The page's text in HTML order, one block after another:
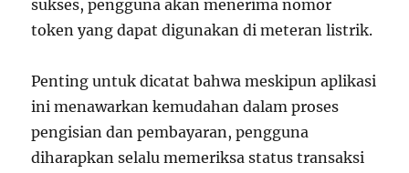
sukses, pengguna akan menerima nomor
token yang dapat digunakan di meteran listrik.
Penting untuk dicatat bahwa meskipun aplikasi
ini menawarkan kemudahan dalam proses
pengisian dan pembayaran, pengguna
diharapkan selalu memeriksa status transaksi